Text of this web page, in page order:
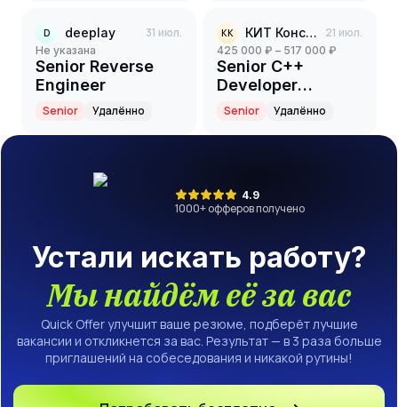
D deeplay 31 июл.
Не указана
Senior Reverse
Engineer
Senior Удалённо
КК КИТ Консалт 21 июл.
425 000 ₽ – 517 000 ₽
Senior C++
Developer
(System
Programming, DLP
/ Information
Senior Удалённо
4.9
1000+ офферов получено
Устали искать работу?
Мы найдём её за вас
Quick Offer улучшит ваше резюме, подберёт лучшие
вакансии и откликнется за вас. Результат — в 3 раза больше
приглашений на собеседования и никакой рутины!